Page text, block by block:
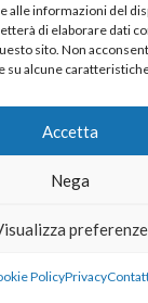
alle informazioni del
di elaborare dati
sito. Non
su alcune
Accetta
Nega
preferenze
PolicyPrivacy